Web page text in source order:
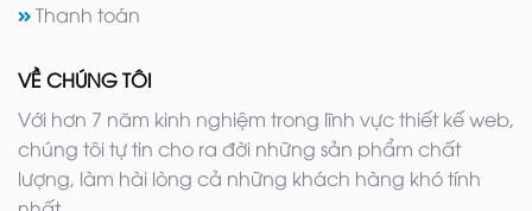
Thanh toán
VỀ CHÚNG TÔI
Với hơn 7 năm kinh nghiệm trong lĩnh vực thiết kế web,
chúng tôi tự tin cho ra đời những sản phẩm chất
lượng, làm hài lòng cả những khách hàng khó tính